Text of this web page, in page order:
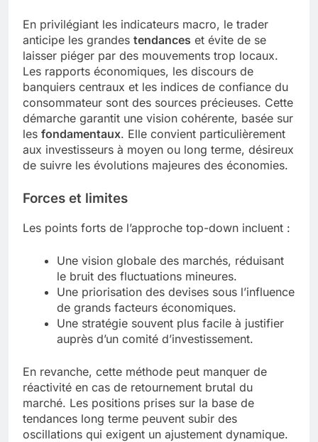
En privilégiant les indicateurs macro, le trader
anticipe les grandes tendances et évite de se
laisser piéger par des mouvements trop locaux.
Les rapports économiques, les discours de
banquiers centraux et les indices de confiance du
consommateur sont des sources précieuses. Cette
démarche garantit une vision cohérente, basée sur
les fondamentaux. Elle convient particulièrement
aux investisseurs à moyen ou long terme, désireux
de suivre les évolutions majeures des économies.
Forces et limites
Les points forts de l’approche top-down incluent :
Une vision globale des marchés, réduisant
le bruit des fluctuations mineures.
Une priorisation des devises sous l’influence
de grands facteurs économiques.
Une stratégie souvent plus facile à justifier
auprès d’un comité d’investissement.
En revanche, cette méthode peut manquer de
réactivité en cas de retournement brutal du
marché. Les positions prises sur la base de
tendances long terme peuvent subir des
oscillations qui exigent un ajustement dynamique.